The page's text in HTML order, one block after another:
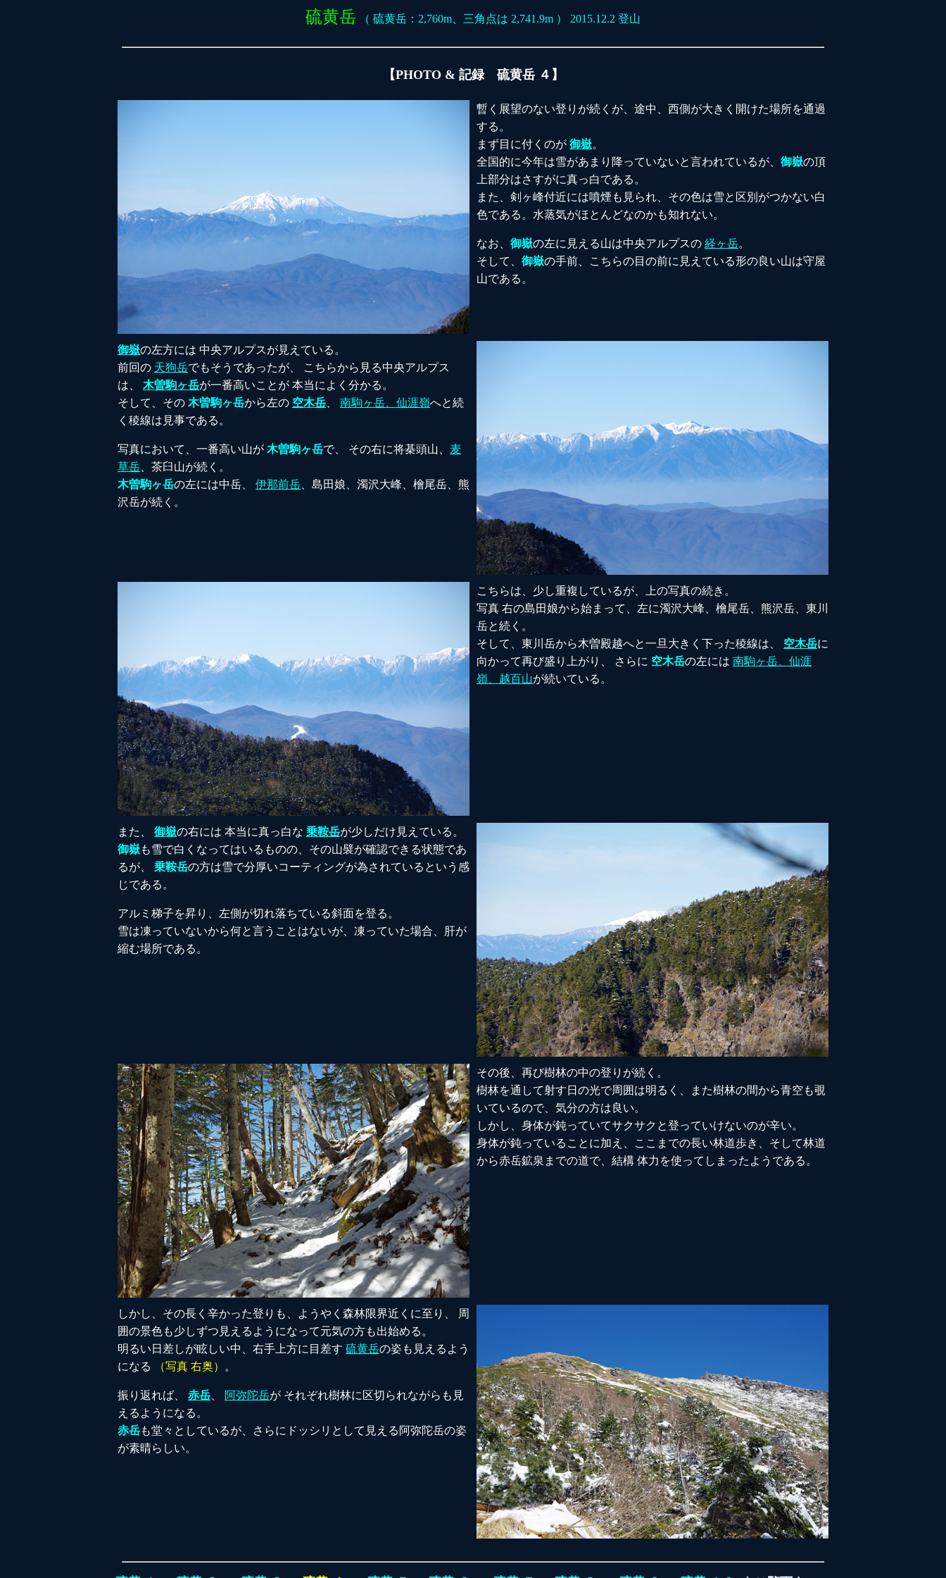
硫黄岳 （ 硫黄岳：2,760m、三角点は 2,741.9m ） 2015.12.2 登山
【PHOTO & 記録 硫黄岳 ４】
暫く展望のない登りが続くが、途中、西側が大きく開けた場所を通過
する。
まず目に付くのが 御嶽。
全国的に今年は雪があまり降っていないと言われているが、 御嶽の頂
上部分はさすがに真っ白である。
また、剣ヶ峰付近には噴煙も見られ、その色は雪と区別がつかない白
色である。水蒸気がほとんどなのかも知れない。
なお、 御嶽の左に見える山は中央アルプスの 経ヶ岳。
そして、 御嶽の手前、こちらの目の前に見えている形の良い山は守屋
山である。
御嶽の左方には 中央アルプスが見えている。
前回の 天狗岳でもそうであったが、 こちらから見る中央アルプス
は、 木曽駒ヶ岳が一番高いことが 本当によく分かる。
そして、その 木曽駒ヶ岳から左の 空木岳 南駒ヶ岳、仙涯嶺へと続
く稜線は見事である。
写真において、一番高い山が 木曽駒ヶ岳で、 その右に将棊頭山、 麦
草岳 、茶臼山が続く。
木曽駒ヶ岳の左には中岳、 伊那前岳 、島田娘、濁沢大峰、檜尾岳、熊
沢岳が続く。
こちらは、少し重複しているが、上の写真の続き。
写真 右の島田娘から始まって、左に濁沢大峰、檜尾岳、熊沢岳、東川
岳と続く。
そして、東川岳から木曽殿越へと一旦大きく下った稜線は、 空木岳に
向かって再び盛り上がり、 さらに 空木岳の左には 南駒ヶ岳、仙涯
嶺、越百山が続いている。
また、 御嶽の右には 本当に真っ白な 乗鞍岳が少しだけ見えている。
御嶽も雪で白くなってはいるものの、その山襞が確認できる状態であ
るが、 乗鞍岳の方は雪で分厚いコーティングが為されているという感
じである。
アルミ梯子を昇り、左側が切れ落ちている斜面を登る。
雪は凍っていないから何と言うことはないが、凍っていた場合、肝が
縮む場所である。
その後、再び樹林の中の登りが続く。
樹林を通して射す日の光で周囲は明るく、また樹林の間から青空も覗
いているので、気分の方は良い。
しかし、身体が鈍っていてサクサクと登っていけないのが辛い。
身体が鈍っていることに加え、ここまでの長い林道歩き、そして林道
から赤岳鉱泉までの道で、結構 体力を使ってしまったようである。
しかし、その長く辛かった登りも、ようやく森林限界近くに至り、 周
囲の景色も少しずつ見えるようになって元気の方も出始める。
明るい日差しが眩しい中、右手上方に目差す 硫黄岳の姿も見えるよう
になる
（写真 右奥） 。
振り返れば、 赤岳 阿弥陀岳が それぞれ樹林に区切られながらも見
えるようになる。
赤岳も堂々としているが、さらにドッシリとして見える阿弥陀岳の姿
が素晴らしい。